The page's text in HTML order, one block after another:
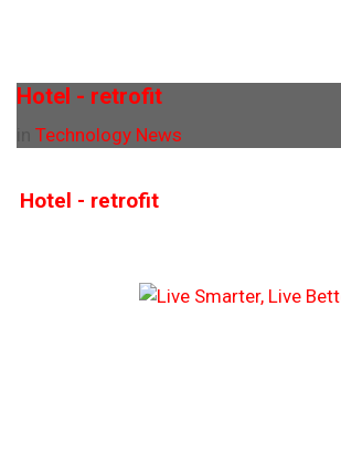
Hotel - retrofit
Technology News
Hotel - retrofit